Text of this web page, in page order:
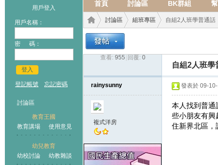
用戶登入
用戶名稱：
密 碼：
登入
登記帳號 忘記密碼
討論區
教育王國
教育講場
使用意見
幼兒教育
幼校討論
幼教雜談
首頁 討論區 BK群組
王國
討論區
›
組班專區 自組2人班學普通話
查看: 955 回覆: 0
自組2人班學
rainysunny
複式洋房
發表於 09-
本人找到普通
些小朋友有興
住新界北區，